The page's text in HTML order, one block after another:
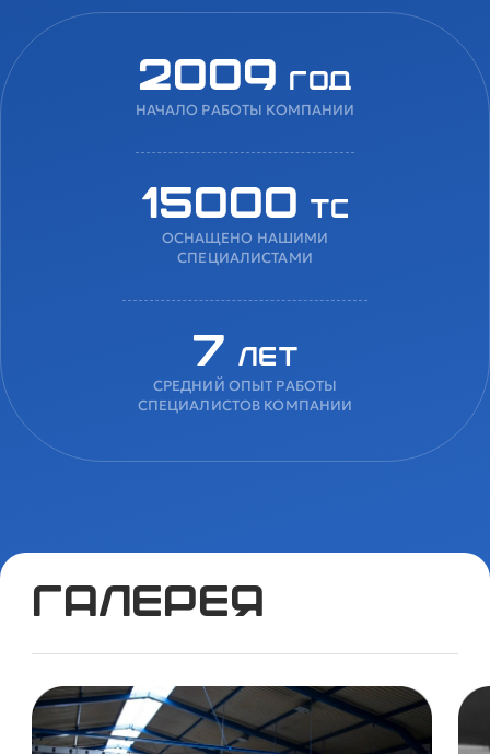
2009 год
НАЧАЛО РАБОТЫ КОМПАНИИ
15000 ТС
ОСНАЩЕНО НАШИМИ
СПЕЦИАЛИСТАМИ
7 лет
СРЕДНИЙ ОПЫТ РАБОТЫ
СПЕЦИАЛИСТОВ КОМПАНИИ
Галерея